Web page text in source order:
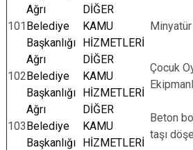
101
Ağrı
Belediye
Başkanlığı
DİĞER
KAMU
HİZMETLERİ
Minyatür
102
Ağrı
Belediye
Başkanlığı
DİĞER
KAMU
HİZMETLERİ
Çocuk
103
Ağrı
Belediye
Başkanlığı
DİĞER
KAMU
HİZMETLERİ
Beton
taşı